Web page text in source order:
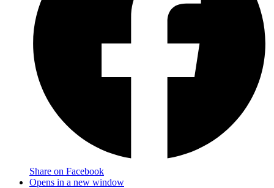
Share on Facebook
Opens in a new window